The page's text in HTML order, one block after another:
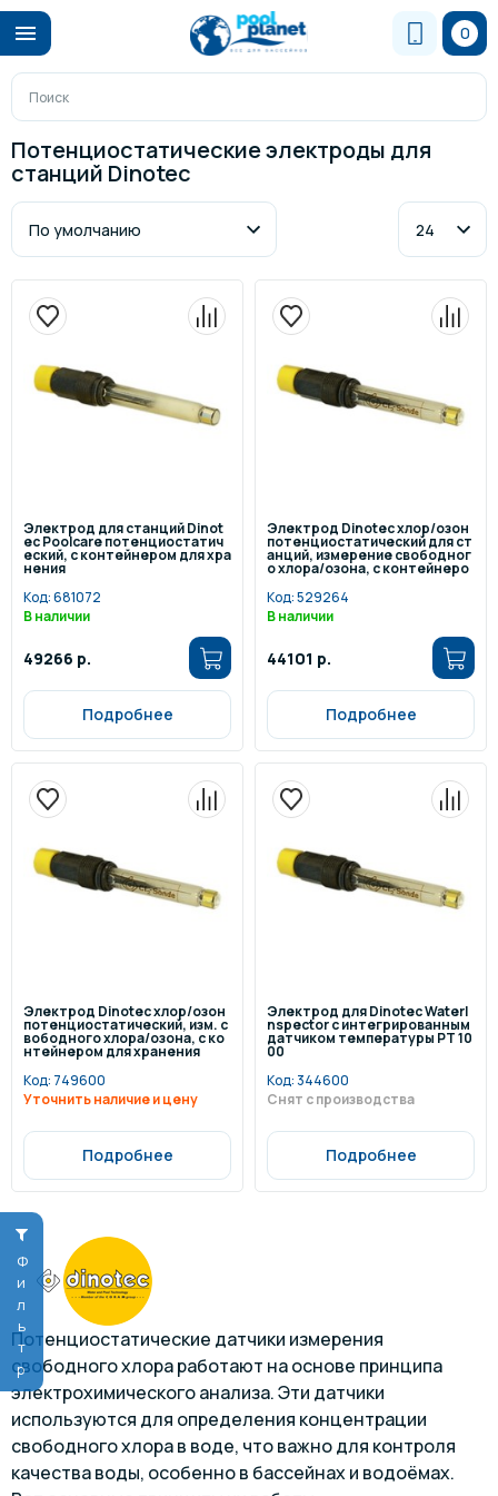
0
Фильтр
Потенциостатические электроды для
станций Dinotec
Электрод для станций Dinot
ec Poolcare потенциостатич
еский, с контейнером для хра
нения
Код:681072
В наличии
49266 р.
Подробнее
Электрод Dinotec хлор/озон
потенциостатический для ст
анций, измерение свободног
о хлора/озона, с контейнеро
м для хранения
Код:529264
В наличии
44101 р.
Подробнее
Электрод Dinotec хлор/озон
потенциостатический, изм. с
вободного хлора/озона, с ко
нтейнером для хранения
Код: 749600
Уточнить наличие и цену
Подробнее
Электрод для Dinotec WaterI
nspector с интегрированным
датчиком температуры PT 10
00
Код:344600
Снят с производства
Подробнее
Потенциостатические датчики измерения
свободного хлора работают на основе принципа
электрохимического анализа. Эти датчики
используются для определения концентрации
свободного хлора в воде, что важно для контроля
качества воды, особенно в бассейнах и водоёмах.